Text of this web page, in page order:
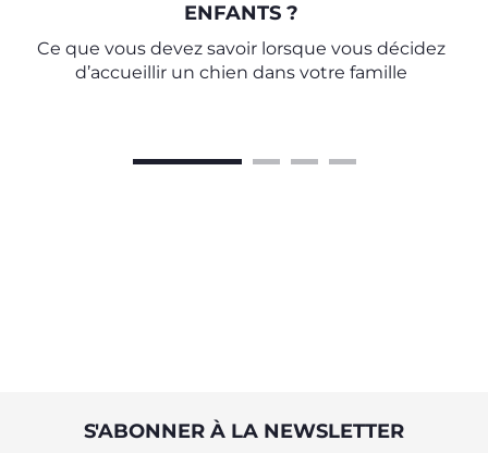
ENFANTS ?
Ce que vous devez savoir lorsque vous décidez
d’accueillir un chien dans votre famille
S'ABONNER À LA NEWSLETTER